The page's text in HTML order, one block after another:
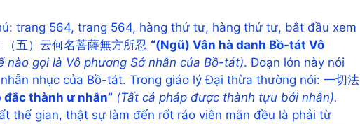
trang 564, trang 564, hàng thứ tư, hàng thứ tư, bắt đầu xem
五）云何名菩薩無方所忍 “(Ngũ) Vân hà danh Bồ-tát Vô
nào gọi là Vô phương Sở nhẫn của Bồ-tát). Đoạn lớn này nói
nhục của Bồ-tát. Trong giáo lý Đại thừa thường nói: 一切法
thành ư nhẫn” (Tất cả pháp được thành tựu bởi nhẫn).
thế gian, thật sự làm đến rốt ráo viên mãn đều là phải từ